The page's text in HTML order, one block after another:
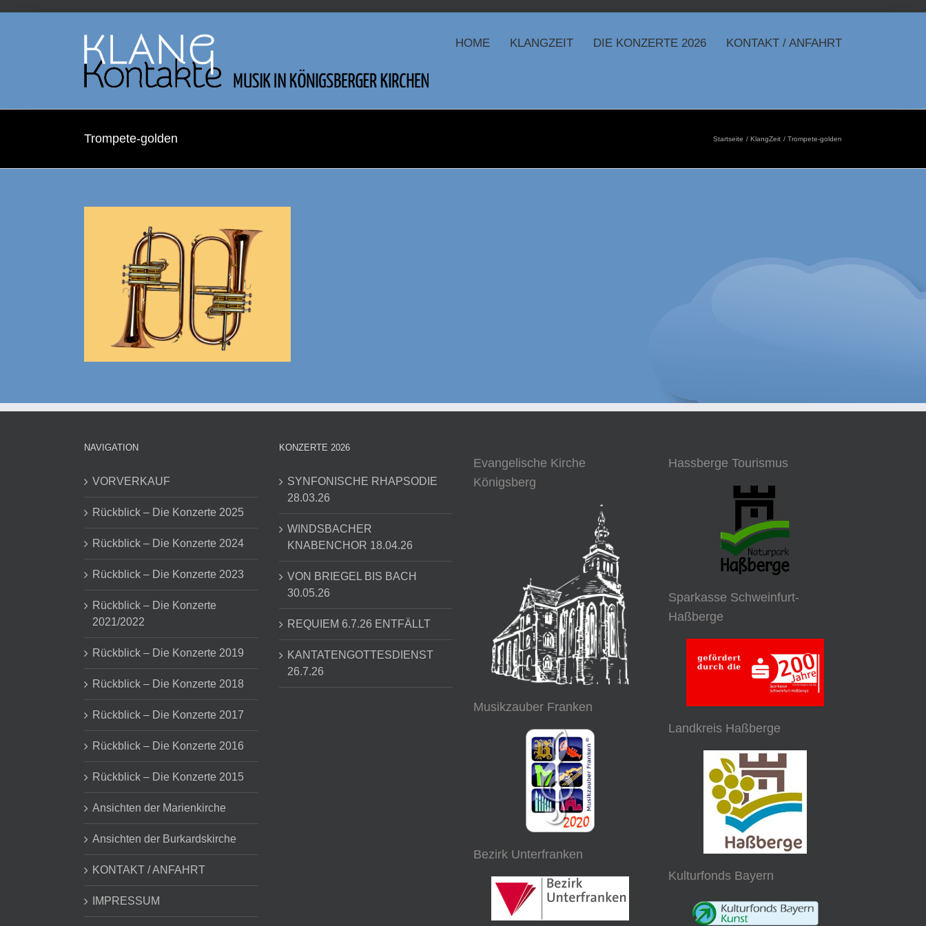
Zum
HOME KLANGZEIT DIE KONZERTE 2026 KONTAKT / ANFAHRT
Trompete-golden Startseite KlangZeit Trompete-golden
NAVIGATION
VORVERKAUF
Rückblick – Die Konzerte 2025
Rückblick – Die Konzerte 2024
Rückblick – Die Konzerte 2023
Rückblick – Die Konzerte
2021/2022
Rückblick – Die Konzerte 2019
Rückblick – Die Konzerte 2018
Rückblick – Die Konzerte 2017
Rückblick – Die Konzerte 2016
Rückblick – Die Konzerte 2015
Ansichten der Marienkirche
Ansichten der Burkardskirche
KONTAKT / ANFAHRT
IMPRESSUM
KONZERTE 2026
SYNFONISCHE RHAPSODIE
28.03.26
WINDSBACHER
KNABENCHOR 18.04.26
VON BRIEGEL BIS BACH
30.05.26
REQUIEM 6.7.26 ENTFÄLLT
KANTATENGOTTESDIENST
26.7.26
Evangelische Kirche
Königsberg
Musikzauber Franken
Bezirk Unterfranken
Hassberge Tourismus
Sparkasse Schweinfurt-
Haßberge
Landkreis Haßberge
Kulturfonds Bayern